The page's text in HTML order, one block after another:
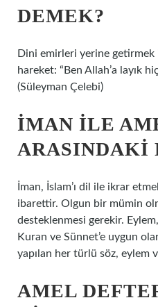
DEMEK?
Dini emirleri yerine getirmek
hareket: “Ben Allah’a layık
(Süleyman Çelebi)
İMAN ILE
ARASINDAKI
İman, İslam’ı dil ile ikrar
ibarettir. Olgun bir mümin
desteklenmesi gerekir.
Kuran ve Sünnet’e uygun
yapılan her türlü söz, eylem
AMEL